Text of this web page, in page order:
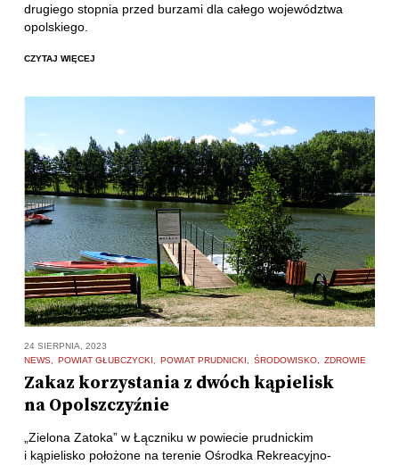
drugiego stopnia przed burzami dla całego województwa
opolskiego.
CZYTAJ WIĘCEJ
24 SIERPNIA, 2023
NEWS
POWIAT GŁUBCZYCKI POWIAT PRUDNICKI ŚRODOWISKO ZDROWIE
Zakaz korzystania z dwóch kąpielisk
na Opolszczyźnie
„Zielona Zatoka” w Łączniku w powiecie prudnickim
i kąpielisko położone na terenie Ośrodka Rekreacyjno-